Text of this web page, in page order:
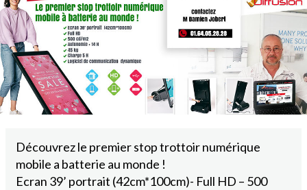
Découvrez le premier stop trottoir numérique
mobile a batterie au monde !
Ecran 39’ portrait (42cm*100cm)- Full HD – 500